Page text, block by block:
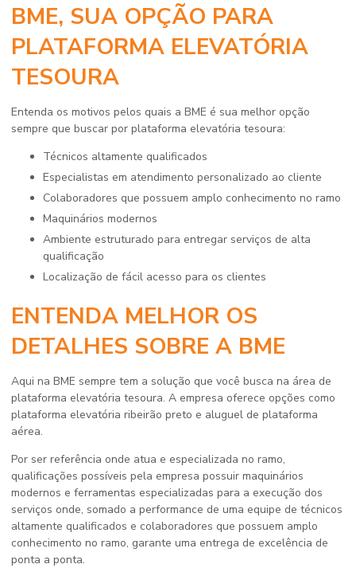
BME, SUA OPÇÃO PARA
PLATAFORMA ELEVATÓRIA
TESOURA
Entenda os motivos pelos quais a BME é sua melhor opção
sempre que buscar por plataforma elevatória tesoura:
técnicos altamente qualificados
especialistas em atendimento personalizado ao cliente
colaboradores que possuem amplo conhecimento no ramo
maquinários modernos
ambiente estruturado para entregar serviços de alta
qualificação
localização de fácil acesso para os clientes
ENTENDA MELHOR OS
DETALHES SOBRE A BME
Aqui na BME sempre tem a solução que você busca na área de
plataforma elevatória tesoura. A empresa oferece opções como
plataforma elevatória ribeirão preto e aluguel de plataforma
aérea.
Por ser referência onde atua e especializada no ramo,
qualificações possíveis pela empresa possuir maquinários
modernos e ferramentas especializadas para a execução dos
serviços onde, somado a performance de uma equipe de técnicos
altamente qualificados e colaboradores que possuem amplo
conhecimento no ramo, garante uma entrega de excelência de
ponta a ponta.